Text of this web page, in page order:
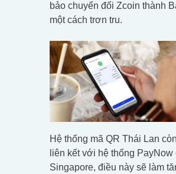
bảo chuyển đổi Zcoin thành
một cách trơn tru.
Hệ thống mã QR Thái Lan
liên kết với hệ thống PayNow
Singapore, điều này sẽ làm